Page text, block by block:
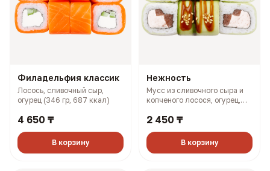
Филадельфия классик
Лосось, сливочный сыр,
огурец (346 гр, 687 ккал)
4 650 ₸
В корзину
Нежность
Мусс из сливочного сыра и
копченого лосося, огурец,
376 ккал)
2 450 ₸
В корзину